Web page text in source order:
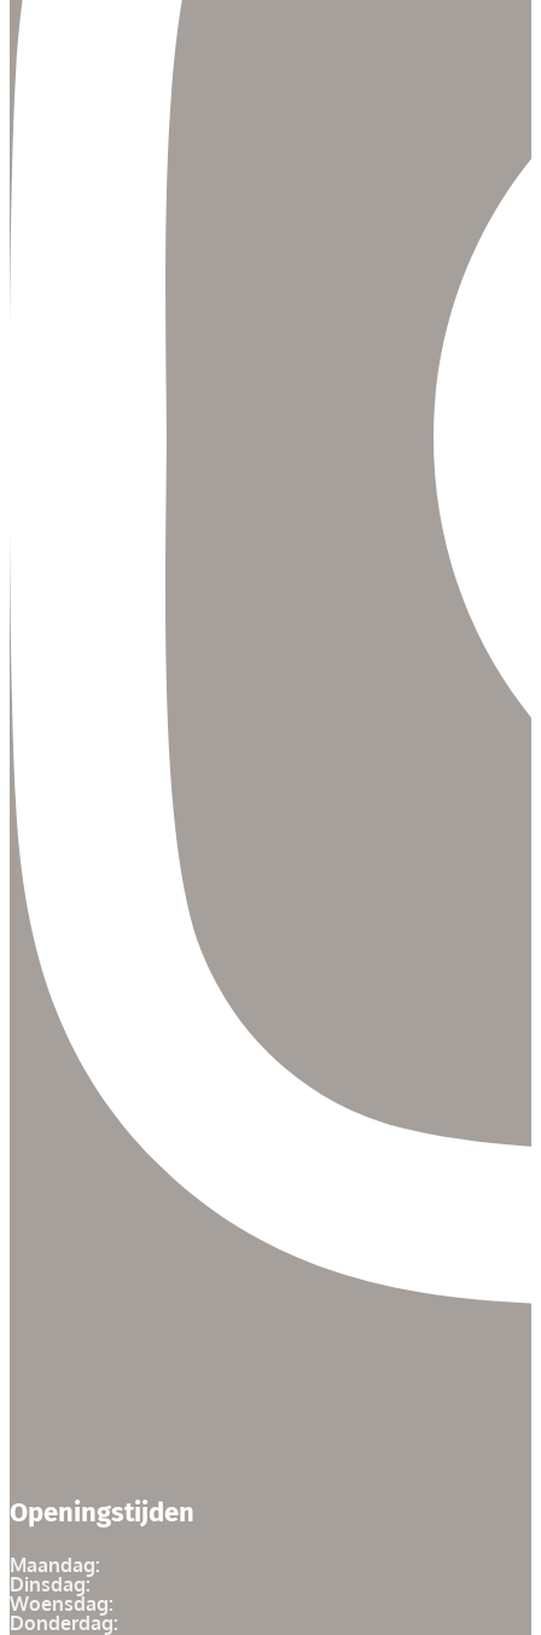
Openingstijden
Maandag:
Dinsdag:
Woensdag:
Donderdag: